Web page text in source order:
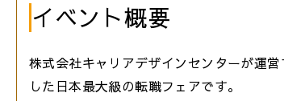
イベント概要
株式会社キャリアデザインセンターが運
した日本最大級の転職フェアです。